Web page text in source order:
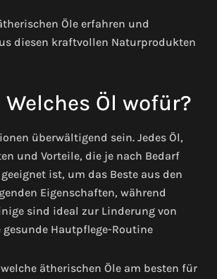
Öle erfahren und
diesen kraftvollen Naturprodukten
Öl wofür?
überwältigend sein. Jedes Öl,
und Vorteile, die je nach Bedarf
ist, um das Beste aus den
Eigenschaften, während
sind ideal zur Linderung von
Hautpflege-Routine
ätherischen Öle am besten für